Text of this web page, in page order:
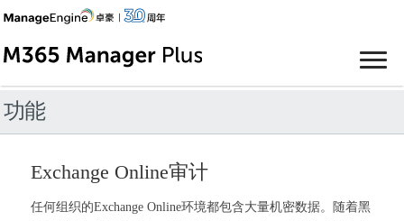
功能
Exchange Online审计
任何组织的Exchange Online环境都包含大量机密数据。随着黑